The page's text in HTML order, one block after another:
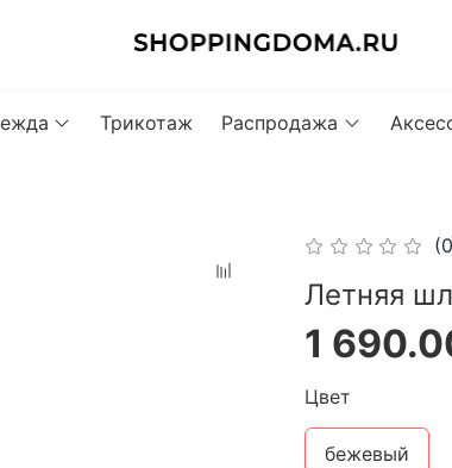
Трикотаж Распродажа
Летняя
1
Цвет
бежевый